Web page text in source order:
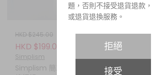
HKD $245.00
HKD $199.00
Simplism
Simplism 簡單保養經典
HKD
HKD
題，否則不接受退貨退款，
或退貨退換服務。
拒絕
接受